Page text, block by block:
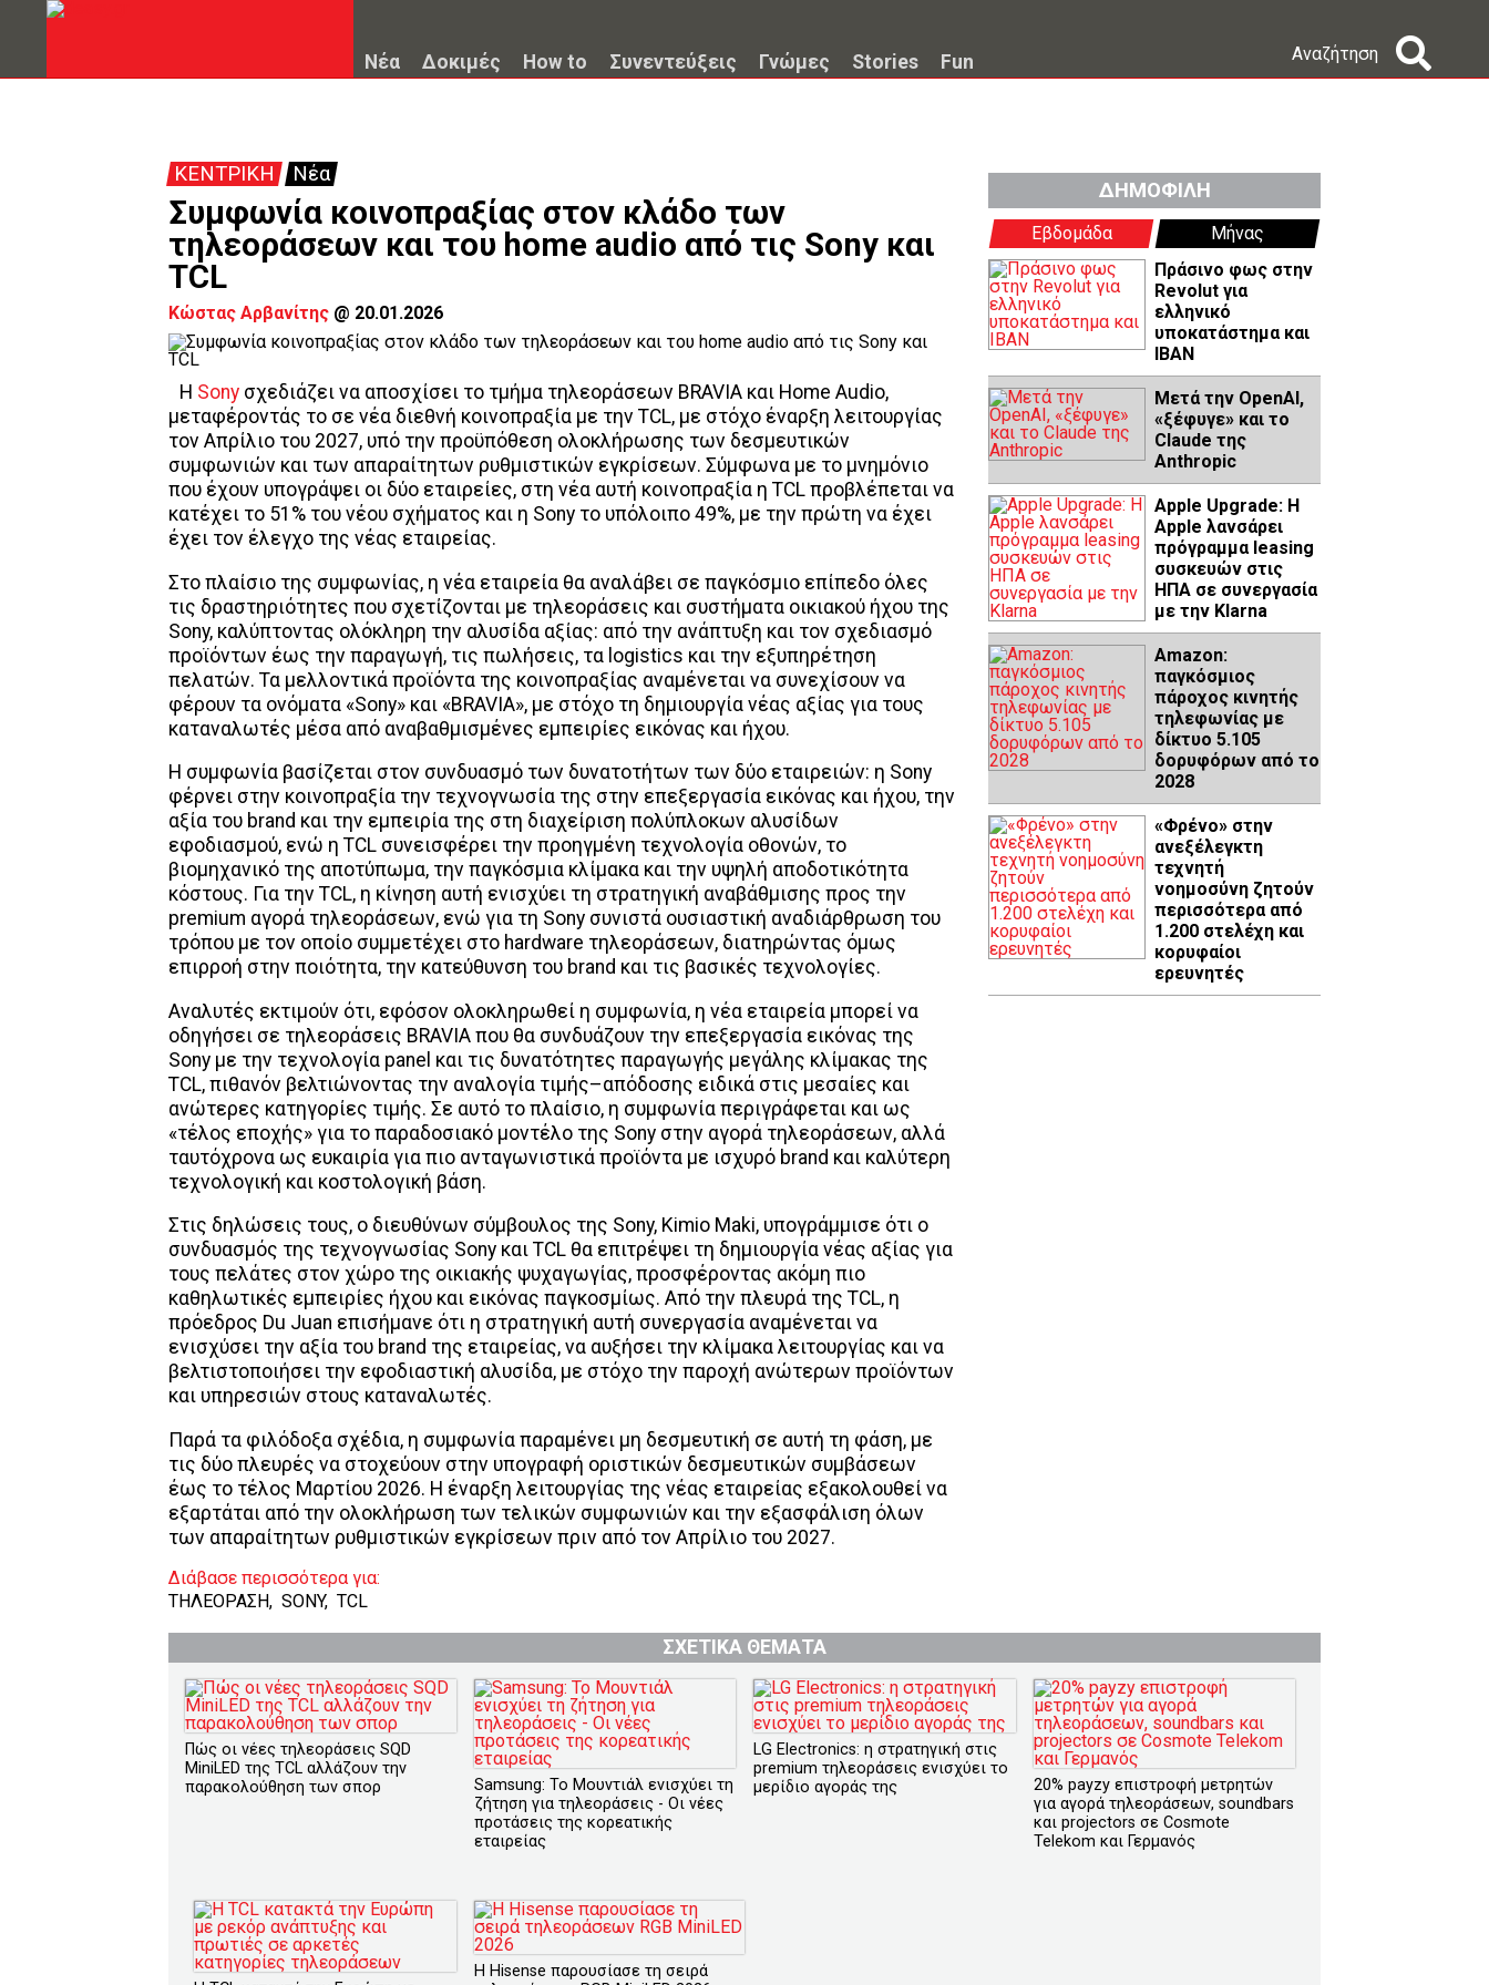
Νέα Δοκιμές How to Συνεντεύξεις Γνώμες Stories Fun Αναζήτηση
ΚΕΝΤΡΙΚΗ Νέα
Συμφωνία κοινοπραξίας στον κλάδο των
τηλεοράσεων και του home audio από τις Sony και
TCL
Κώστας Αρβανίτης @ 20.01.2026
Η Sony σχεδιάζει να αποσχίσει το τμήμα τηλεοράσεων BRAVIA και Home Audio,
μεταφέροντάς το σε νέα διεθνή κοινοπραξία με την TCL, με στόχο έναρξη λειτουργίας
τον Απρίλιο του 2027, υπό την προϋπόθεση ολοκλήρωσης των δεσμευτικών
συμφωνιών και των απαραίτητων ρυθμιστικών εγκρίσεων. Σύμφωνα με το μνημόνιο
που έχουν υπογράψει οι δύο εταιρείες, στη νέα αυτή κοινοπραξία η TCL προβλέπεται να
κατέχει το 51% του νέου σχήματος και η Sony το υπόλοιπο 49%, με την πρώτη να έχει
έχει τον έλεγχο της νέας εταιρείας.
Στο πλαίσιο της συμφωνίας, η νέα εταιρεία θα αναλάβει σε παγκόσμιο επίπεδο όλες
τις δραστηριότητες που σχετίζονται με τηλεοράσεις και συστήματα οικιακού ήχου της
Sony, καλύπτοντας ολόκληρη την αλυσίδα αξίας: από την ανάπτυξη και τον σχεδιασμό
προϊόντων έως την παραγωγή, τις πωλήσεις, τα logistics και την εξυπηρέτηση
πελατών. Τα μελλοντικά προϊόντα της κοινοπραξίας αναμένεται να συνεχίσουν να
φέρουν τα ονόματα «Sony» και «BRAVIA», με στόχο τη δημιουργία νέας αξίας για τους
καταναλωτές μέσα από αναβαθμισμένες εμπειρίες εικόνας και ήχου.
Η συμφωνία βασίζεται στον συνδυασμό των δυνατοτήτων των δύο εταιρειών: η Sony
φέρνει στην κοινοπραξία την τεχνογνωσία της στην επεξεργασία εικόνας και ήχου, την
αξία του brand και την εμπειρία της στη διαχείριση πολύπλοκων αλυσίδων
εφοδιασμού, ενώ η TCL συνεισφέρει την προηγμένη τεχνολογία οθονών, το
βιομηχανικό της αποτύπωμα, την παγκόσμια κλίμακα και την υψηλή αποδοτικότητα
κόστους. Για την TCL, η κίνηση αυτή ενισχύει τη στρατηγική αναβάθμισης προς την
premium αγορά τηλεοράσεων, ενώ για τη Sony συνιστά ουσιαστική αναδιάρθρωση του
τρόπου με τον οποίο συμμετέχει στο hardware τηλεοράσεων, διατηρώντας όμως
επιρροή στην ποιότητα, την κατεύθυνση του brand και τις βασικές τεχνολογίες.
Αναλυτές εκτιμούν ότι, εφόσον ολοκληρωθεί η συμφωνία, η νέα εταιρεία μπορεί να
οδηγήσει σε τηλεοράσεις BRAVIA που θα συνδυάζουν την επεξεργασία εικόνας της
Sony με την τεχνολογία panel και τις δυνατότητες παραγωγής μεγάλης κλίμακας της
TCL, πιθανόν βελτιώνοντας την αναλογία τιμής–απόδοσης ειδικά στις μεσαίες και
ανώτερες κατηγορίες τιμής. Σε αυτό το πλαίσιο, η συμφωνία περιγράφεται και ως
«τέλος εποχής» για το παραδοσιακό μοντέλο της Sony στην αγορά τηλεοράσεων, αλλά
ταυτόχρονα ως ευκαιρία για πιο ανταγωνιστικά προϊόντα με ισχυρό brand και καλύτερη
τεχνολογική και κοστολογική βάση.
Στις δηλώσεις τους, ο διευθύνων σύμβουλος της Sony, Kimio Maki, υπογράμμισε ότι ο
συνδυασμός της τεχνογνωσίας Sony και TCL θα επιτρέψει τη δημιουργία νέας αξίας για
τους πελάτες στον χώρο της οικιακής ψυχαγωγίας, προσφέροντας ακόμη πιο
καθηλωτικές εμπειρίες ήχου και εικόνας παγκοσμίως. Από την πλευρά της TCL, η
πρόεδρος Du Juan επισήμανε ότι η στρατηγική αυτή συνεργασία αναμένεται να
ενισχύσει την αξία του brand της εταιρείας, να αυξήσει την κλίμακα λειτουργίας και να
βελτιστοποιήσει την εφοδιαστική αλυσίδα, με στόχο την παροχή ανώτερων προϊόντων
και υπηρεσιών στους καταναλωτές.
Παρά τα φιλόδοξα σχέδια, η συμφωνία παραμένει μη δεσμευτική σε αυτή τη φάση, με
τις δύο πλευρές να στοχεύουν στην υπογραφή οριστικών δεσμευτικών συμβάσεων
έως το τέλος Μαρτίου 2026. Η έναρξη λειτουργίας της νέας εταιρείας εξακολουθεί να
εξαρτάται από την ολοκλήρωση των τελικών συμφωνιών και την εξασφάλιση όλων
των απαραίτητων ρυθμιστικών εγκρίσεων πριν από τον Απρίλιο του 2027.
ΔΗΜΟΦΙΛΗ
Εβδομάδα
Μήνας
Πράσινο φως στην
Revolut για
ελληνικό
υποκατάστημα και
IBAN
Μετά την OpenAI,
«ξέφυγε» και το
Claude της
Anthropic
Apple Upgrade: Η
Apple λανσάρει
πρόγραμμα leasing
συσκευών στις
ΗΠΑ σε συνεργασία
με την Klarna
Amazon:
παγκόσμιος
πάροχος κινητής
τηλεφωνίας με
δίκτυο 5.105
δορυφόρων από το
2028
«Φρένο» στην
ανεξέλεγκτη
τεχνητή
νοημοσύνη ζητούν
περισσότερα από
1.200 στελέχη και
κορυφαίοι
ερευνητές
Διάβασε περισσότερα για:
ΤΗΛΕΟΡΑΣΗ, SONY, TCL
ΣΧΕΤΙΚΑ ΘΕΜΑΤΑ
Πώς οι νέες τηλεοράσεις SQD
MiniLED της TCL αλλάζουν την
παρακολούθηση των σπορ
Samsung: Το Μουντιάλ ενισχύει τη
ζήτηση για τηλεοράσεις - Οι νέες
προτάσεις της κορεατικής
εταιρείας
LG Electronics: η στρατηγική στις
premium τηλεοράσεις ενισχύει το
μερίδιο αγοράς της
20% payzy επιστροφή μετρητών
για αγορά τηλεοράσεων, soundbars
και projectors σε Cosmote
Telekom και Γερμανός
Η Hisense παρουσίασε τη σειρά